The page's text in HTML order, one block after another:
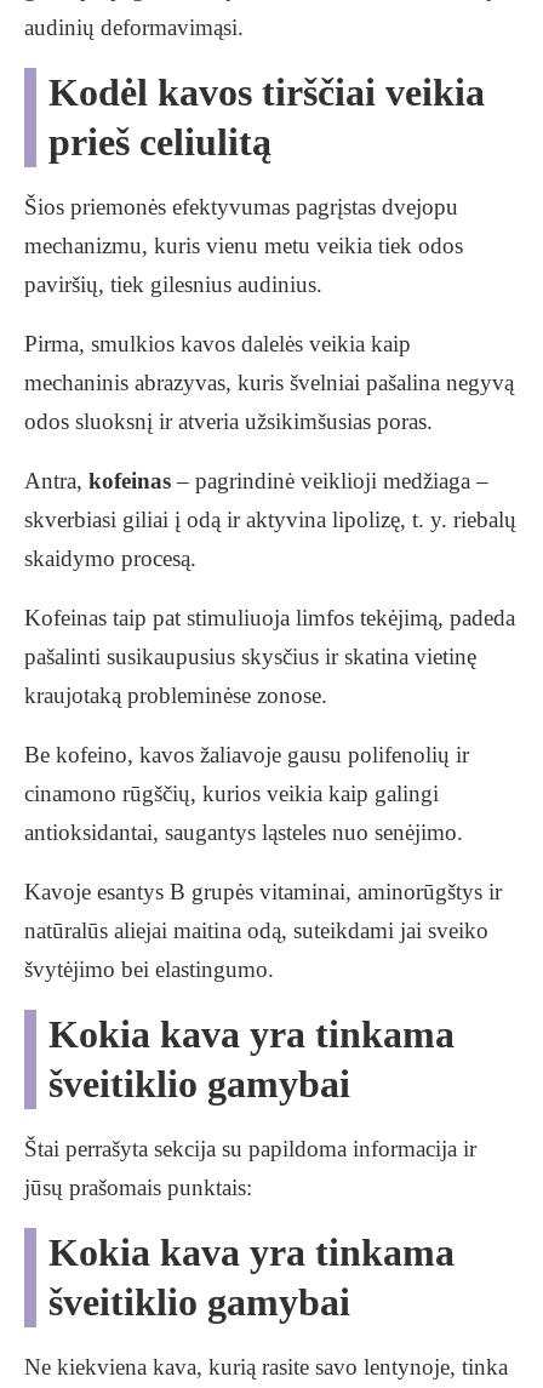
audinių deformavimąsi.
Kodėl kavos tirščiai veikia
prieš celiulitą
Šios priemonės efektyvumas pagrįstas dvejopu
mechanizmu, kuris vienu metu veikia tiek odos
paviršių, tiek gilesnius audinius.
Pirma, smulkios kavos dalelės veikia kaip
mechaninis abrazyvas, kuris švelniai pašalina negyvą
odos sluoksnį ir atveria užsikimšusias poras.
Antra, kofeinas– pagrindinė veiklioji medžiaga –
skverbiasi giliai į odą ir aktyvina lipolizę, t. y. riebalų
skaidymo procesą.
Kofeinas taip pat stimuliuoja limfos tekėjimą, padeda
pašalinti susikaupusius skysčius ir skatina vietinę
kraujotaką probleminėse zonose.
Be kofeino, kavos žaliavoje gausu polifenolių ir
cinamono rūgščių, kurios veikia kaip galingi
antioksidantai, saugantys ląsteles nuo senėjimo.
Kavoje esantys B grupės vitaminai, aminorūgštys ir
natūralūs aliejai maitina odą, suteikdami jai sveiko
švytėjimo bei elastingumo.
Kokia kava yra tinkama
šveitiklio gamybai
Štai perrašyta sekcija su papildoma informacija ir
jūsų prašomais punktais:
Kokia kava yra tinkama
šveitiklio gamybai
Ne kiekviena kava, kurią rasite savo lentynoje, tinka